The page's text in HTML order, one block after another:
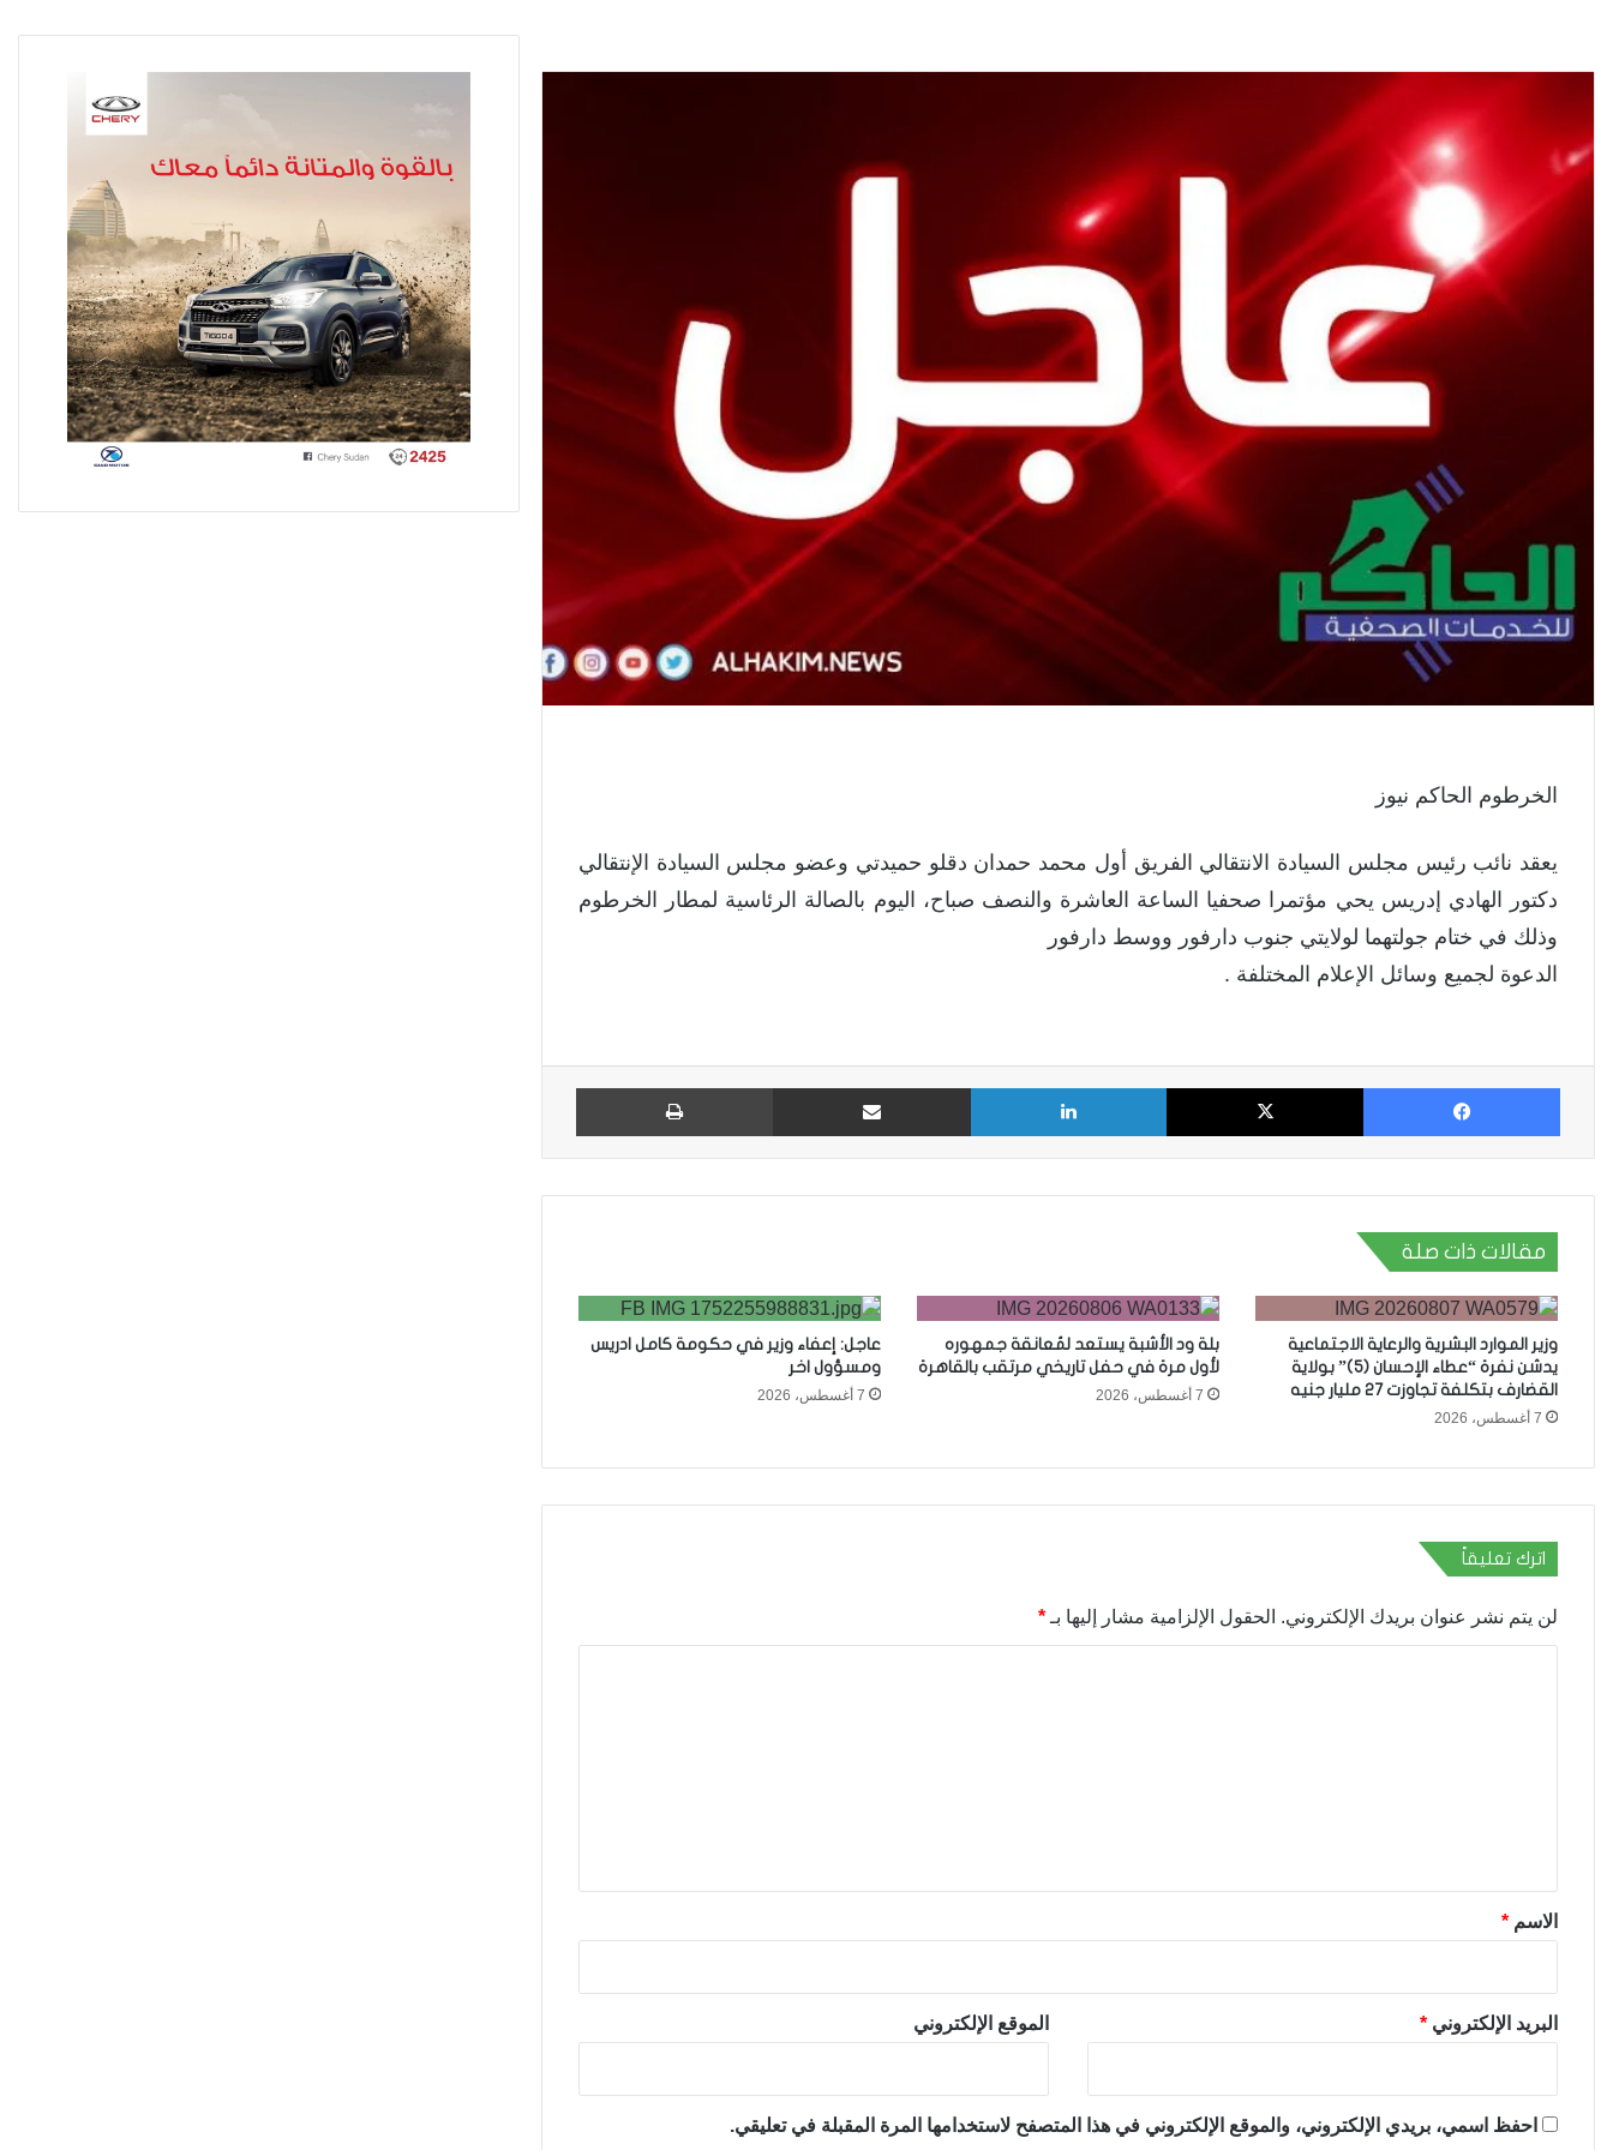
الخرطوم الحاكم نيوز
يعقد نائب رئيس مجلس السيادة الانتقالي الفريق أول محمد حمدان دقلو حميدتي وعضو مجلس السيادة الإنتقالي
دكتور الهادي إدريس يحي مؤتمرا صحفيا الساعة العاشرة والنصف صباح، اليوم بالصالة الرئاسية لمطار الخرطوم
وذلك في ختام جولتهما لولايتي جنوب دارفور ووسط دارفور
الدعوة لجميع وسائل الإعلام المختلفة .
فيسبوك X لينكدإن مشاركة عبر البريد طباعة
مقالات ذات صلة
وزير الموارد البشرية والرعاية الاجتماعية
يدشن نفرة “عطاء الإحسان (5)” بولاية
القضارف بتكلفة تجاوزت 27 مليار جنيه
7 أغسطس، 2026
بلة ود الأشبة يستعد لمُعانقة جمهوره
لأول مرة في حفل تاريخي مرتقب بالقاهرة
7 أغسطس، 2026
عاجل: إعفاء وزير في حكومة كامل ادريس
ومسؤول اخر
7 أغسطس، 2026
اترك تعليقاً
لن يتم نشر عنوان بريدك الإلكتروني. الحقول الإلزامية مشار إليها بـ *
*الاسم *
البريد الإلكتروني * الموقع الإلكتروني
احفظ اسمي، بريدي الإلكتروني، والموقع الإلكتروني في هذا المتصفح لاستخدامها المرة المقبلة في تعليقي.